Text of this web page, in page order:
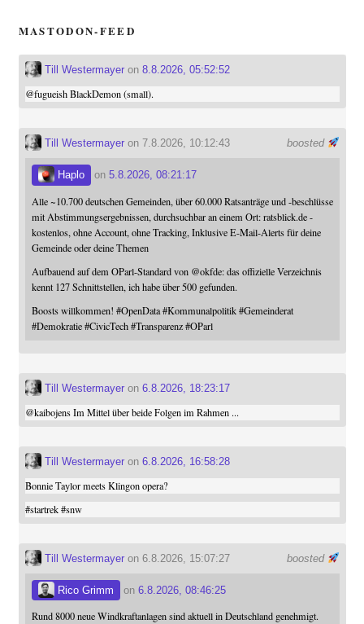
MASTODON-FEED
Till Westermayeron 8.8.2026, 05:52:52
@fugueishBlackDemon (small).
boosted
Till Westermayeron 7.8.2026, 10:12:43
Haplo on 5.8.2026, 08:21:17
Alle ~10.700 deutschen Gemeinden, über 60.000 Ratsanträge und -beschlüsse
mit Abstimmungsergebnissen, durchsuchbar an einem Ort: ratsblick.de -
kostenlos, ohne Account, ohne Tracking, Inklusive E-Mail-Alerts für deine
Gemeinde oder deine Themen
Aufbauend auf dem OParl-Standard von @okfde: das offizielle Verzeichnis
kennt 127 Schnittstellen, ich habe über 500 gefunden.
Boosts willkommen! #OpenData #Kommunalpolitik #Gemeinderat
#Demokratie #CivicTech #Transparenz #OParl
Till Westermayeron 6.8.2026, 18:23:17
@kaibojensIm Mittel über beide Folgen im Rahmen ...
Till Westermayeron 6.8.2026, 16:58:28
Bonnie Taylor meets Klingon opera?
#startrek #snw
boosted
Till Westermayeron 6.8.2026, 15:07:27
Rico Grimm on 6.8.2026, 08:46:25
Rund 8000 neue Windkraftanlagen sind aktuell in Deutschland genehmigt.